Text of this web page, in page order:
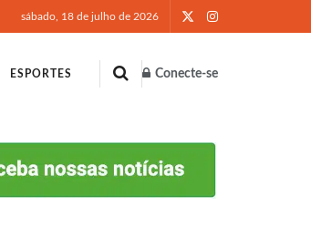
sábado, 18 de julho de 2026
ESPORTES Conecte-se